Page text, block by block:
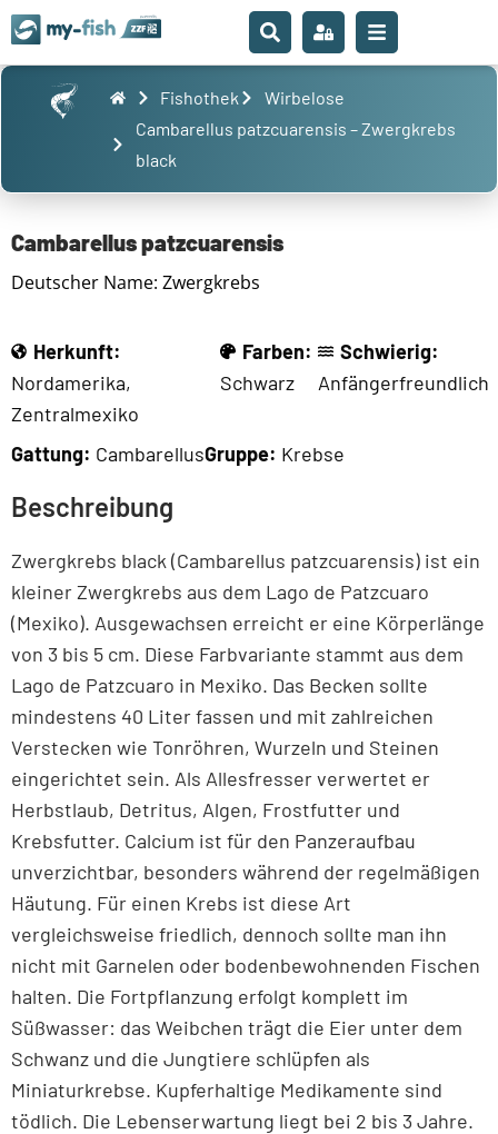
Fishothek
Wirbelose
Cambarellus patzcuarensis – Zwergkrebs
black
Cambarellus patzcuarensis
Deutscher Name: Zwergkrebs
Herkunft:
Nordamerika,
Zentralmexiko
Farben:
Schwarz
Schwierig:
Anfängerfreundlich
Gattung: CambarellusGruppe: Krebse
Beschreibung
Zwergkrebs black (Cambarellus patzcuarensis) ist ein
kleiner Zwergkrebs aus dem Lago de Patzcuaro
(Mexiko). Ausgewachsen erreicht er eine Körperlänge
von 3 bis 5 cm. Diese Farbvariante stammt aus dem
Lago de Patzcuaro in Mexiko. Das Becken sollte
mindestens 40 Liter fassen und mit zahlreichen
Verstecken wie Tonröhren, Wurzeln und Steinen
eingerichtet sein. Als Allesfresser verwertet er
Herbstlaub, Detritus, Algen, Frostfutter und
Krebsfutter. Calcium ist für den Panzeraufbau
unverzichtbar, besonders während der regelmäßigen
Häutung. Für einen Krebs ist diese Art
vergleichsweise friedlich, dennoch sollte man ihn
nicht mit Garnelen oder bodenbewohnenden Fischen
halten. Die Fortpflanzung erfolgt komplett im
Süßwasser: das Weibchen trägt die Eier unter dem
Schwanz und die Jungtiere schlüpfen als
Miniaturkrebse. Kupferhaltige Medikamente sind
tödlich. Die Lebenserwartung liegt bei 2 bis 3 Jahre.